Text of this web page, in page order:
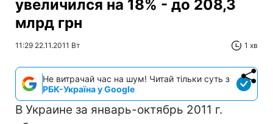
увеличился на 18% - до 208,3
млрд грн
11:29 22.11.2011 Вт 1 хв
Не витрачай час на шум! Читай тільки суть з
РБК-Україна у Google
В Украине за январь-октябрь 2011 г.